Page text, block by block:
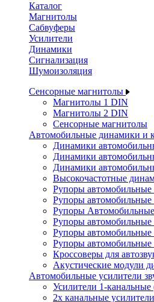
Каталог
Магнитолы
Сабвуферы
Усилители
Динамики
Сигнализация
Шумоизоляция
Сенсорные магнитолы
Магнитолы 1 DIN
Магнитолы 2 DIN
Сенсорные магнитолы
Автомобильные динамики и
Динамики
Динамики
Динамики
Высокочастотные
Рупоры
Рупоры
Рупоры
Рупоры
Рупоры
Рупоры
Кроссоверы для
Акустические модули
Автомобильные усилители
Усилители 1-
2х канальные усилители